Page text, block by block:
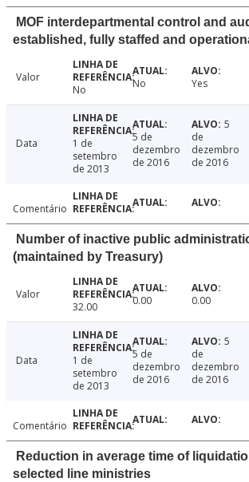
MOF interdepartmental control and
established, fully staffed and
Valor
No
No Yes
Data
1 de
setembro
de 2013
5 de
dezembro
de 2016
5
de
dezembro
de 2016
Comentário
Number of inactive public
(maintained by Treasury)
Valor
32.00
0.00 0.00
Data
1 de
setembro
de 2013
5 de
dezembro
de 2016
5
de
dezembro
de 2016
Comentário
Reduction in average time of
selected line ministries